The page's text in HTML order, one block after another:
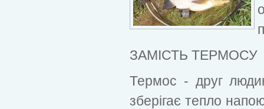
ЗАМІСТЬ ТЕРМОСУ
Термос - друг
зберігає тепло